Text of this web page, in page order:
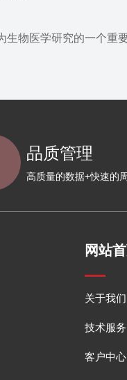
物医学研究的一个重
品质管理
高质量的数据+快速的
网站
关于我们
技术服务
客户中心